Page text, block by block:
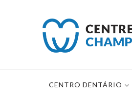
CENTRO DENTÁRIO